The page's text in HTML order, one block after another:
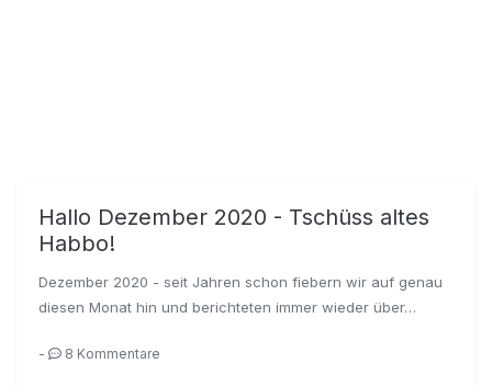
Hallo Dezember 2020 - Tschüss altes
Habbo!
Dezember 2020 - seit Jahren schon fiebern wir auf genau
diesen Monat hin und berichteten immer wieder über…
- 8 Kommentare